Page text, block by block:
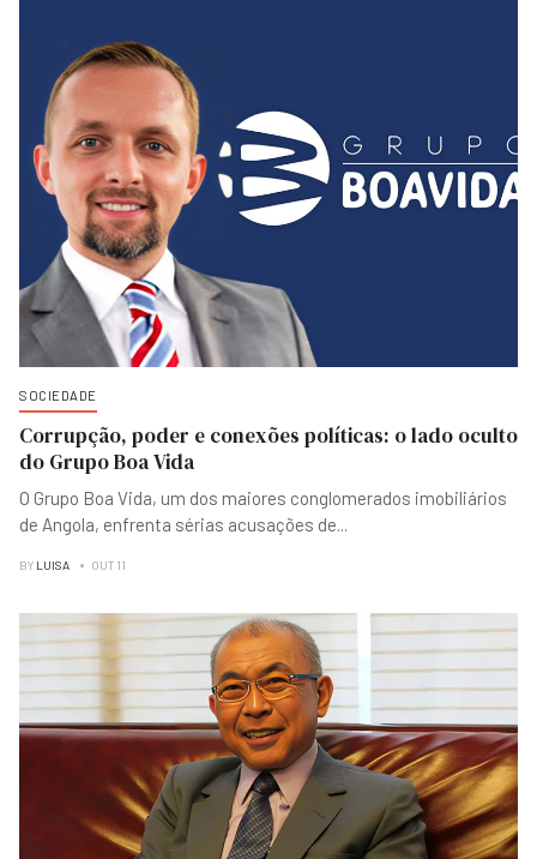
SOCIEDADE
Corrupção, poder e conexões políticas: o lado oculto
do Grupo Boa Vida
O Grupo Boa Vida, um dos maiores conglomerados imobiliários
de Angola, enfrenta sérias acusações de...
BY LUISA OUT 11